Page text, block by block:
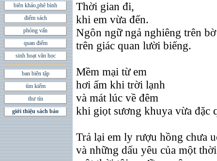
biên khảo,phê bình
điểm sách
phỏng vấn
quan điểm
sinh hoạt văn học
ban biên tập
tìm kiếm
thư tín
giới thiệu sách báo
Thời gian đi,
khi em vừa đến.
Ngôn ngữ ngả nghiêng trên
trên giác quan lười biếng.
Mềm mại từ em
hơi ấm khi trời lạnh
và mát lúc về đêm
khi giọt sương khuya vừa đặc
Trả lại em ly rượu hồng chưa
và những dấu yêu của một